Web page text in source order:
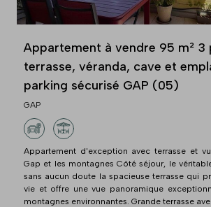
Appartement à vendre 95 m² 3
terrasse, véranda, cave et
parking sécurisé GAP (05)
GAP
Appartement d'exception avec terrasse et
Gap et les montagnes Côté séjour, le
sans aucun doute la spacieuse terrasse qui
vie et offre une vue panoramique
montagnes environnantes. Grande terrasse